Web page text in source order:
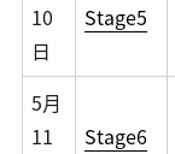
10
日
Stage5
5月
11
Stage6